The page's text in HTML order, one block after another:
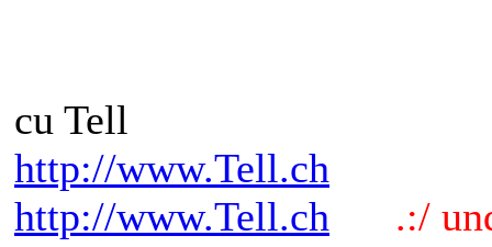
cu Tell
http://www.Tell.ch
http://www.Tell.ch
.:/